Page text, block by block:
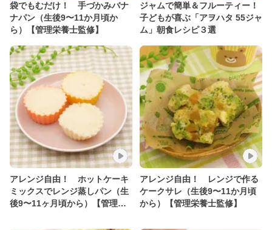
袋でもむだけ！ 手づかみバナ
ナパン（生後9〜11か月頃か
ら）【管理栄養士監修】
ジャムで簡単＆フルーティー！
子どもが喜ぶ「アヲハタ 55ジャ
ム」朝食レシピ３選
アレンジ自由！ ホットケーキ
ミックスでレンジ蒸しパン（生
後9〜11ヶ月頃から）【管理栄
アレンジ自由！ レンジで作る
ケークサレ（生後9〜11か月頃
から）【管理栄養士監修】